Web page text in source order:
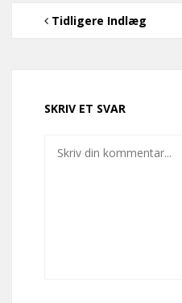
Tidligere Indlæg
SKRIV ET SVAR